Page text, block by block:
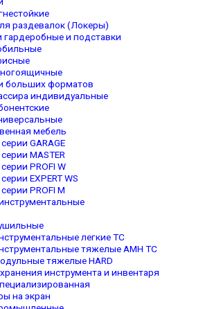
раздевалок (Локеры)
гардеробные и подставки
больших форматов
индивидуальные
мебель
GARAGE
MASTER
PROFI W
EXPERT WS
PROFI M
легкие TC
тяжелые AMH TC
тяжелые HARD
инструмента и инвентаря
на экран